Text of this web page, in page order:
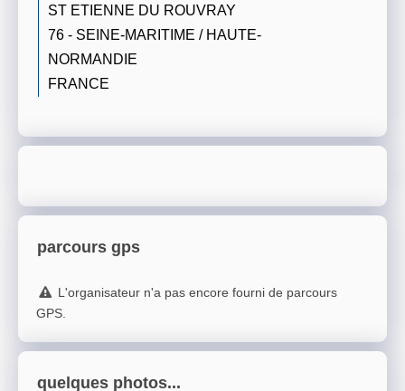
ST ETIENNE DU ROUVRAY
76 - SEINE-MARITIME / HAUTE-
NORMANDIE
FRANCE
parcours gps
L'organisateur n'a pas encore fourni de parcours
GPS.
quelques photos...